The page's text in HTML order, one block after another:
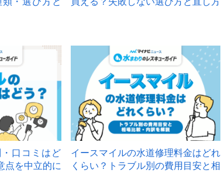
口コミはど
点を中立的に
イースマイルの水道修理料金はどれ
くらい？トラブル別の費用目安と相